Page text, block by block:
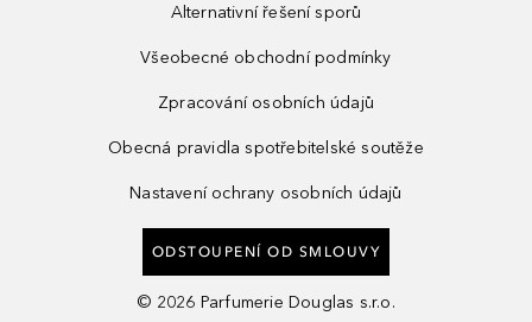
Alternativní řešení sporů
Všeobecné obchodní podmínky
Zpracování osobních údajů
Obecná pravidla spotřebitelské soutěže
Nastavení ochrany osobních údajů
ODSTOUPENÍ OD SMLOUVY
© 2026 Parfumerie Douglas s.r.o.